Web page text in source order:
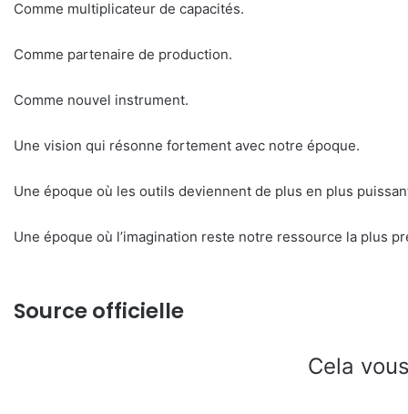
Comme multiplicateur de capacités.
Comme partenaire de production.
Comme nouvel instrument.
Une vision qui résonne fortement avec notre époque.
Une époque où les outils deviennent de plus en plus
Une époque où l’imagination reste notre ressource la plus
Source officielle
Cela